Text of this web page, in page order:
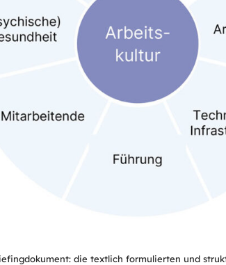
die textlich formulierten und